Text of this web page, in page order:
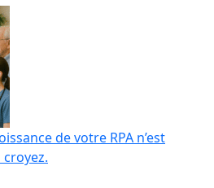
de votre RPA n’est